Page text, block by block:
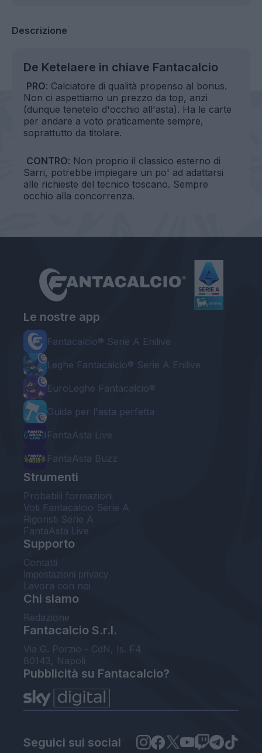
Descrizione
De Ketelaere in chiave Fantacalcio
PRO: Calciatore di qualità propenso al bonus.
Non ci aspettiamo un prezzo da top, anzi
(dunque tenetelo d'occhio all'asta). Ha le carte
per andare a voto praticamente sempre,
soprattutto da titolare.
CONTRO: Non proprio il classico esterno di
Sarri, potrebbe impiegare un po' ad adattarsi
alle richieste del tecnico toscano. Sempre
occhio alla concorrenza.
Le nostre app
Fantacalcio® Serie A Enilive
Leghe Fantacalcio® Serie A Enilive
EuroLeghe Fantacalcio®
Guida per l'asta perfetta
FantaAsta Live
FantaAsta Buzz
Strumenti
Probabili formazioni
Voti Fantacalcio Serie A
Rigoristi Serie A
FantaAsta Live
Supporto
Contatti
Impostazioni privacy
Lavora con noi
Chi siamo
Redazione
Fantacalcio S.r.l.
Via G. Porzio - CdN, Is. F4
80143, Napoli
Pubblicità su Fantacalcio?
Seguici sui social